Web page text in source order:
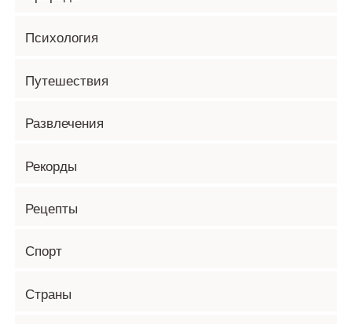
Психология
Путешествия
Развлечения
Рекорды
Рецепты
Спорт
Страны